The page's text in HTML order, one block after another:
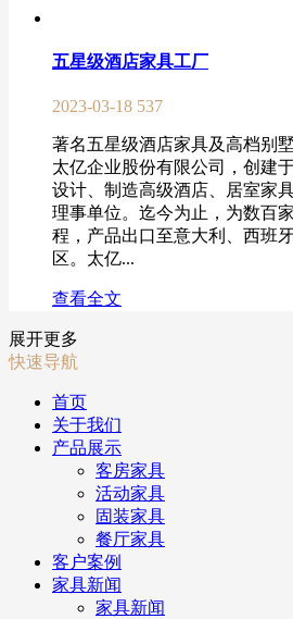
五星级酒店家具工厂
2023-03-18 537
著名五星级酒店家具及高档别
太亿企业股份有限公司，创建
设计、制造高级酒店、居室家
理事单位。迄今为止，为数百
程，产品出口至意大利、西班
区。太亿...
查看全文
展开更多
快速导航
首页
关于我们
产品展示
客房家具
活动家具
固装家具
餐厅家具
客户案例
家具新闻
家具新闻